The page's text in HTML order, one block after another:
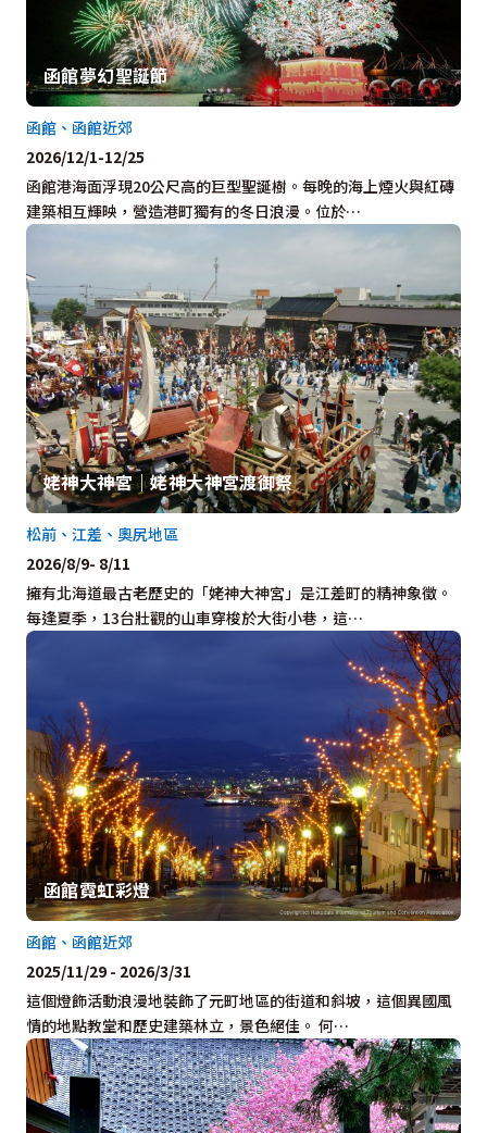
函館夢幻聖誕節
函館港海面浮現20公尺高的巨型聖誕樹。每晚的海上煙火與紅磚
建築相互輝映，營造港町獨有的冬日浪漫。位於…
函館、函館近郊
2026/12/1-12/25
姥神大神宮｜姥神大神宮渡御祭
擁有北海道最古老歷史的「姥神大神宮」是江差町的精神象徵。
每逢夏季，13台壯觀的山車穿梭於大街小巷，這…
松前、江差、奧尻地區
2026/8/9- 8/11
函館霓虹彩燈
這個燈飾活動浪漫地裝飾了元町地區的街道和斜坡，這個異國風
情的地點教堂和歷史建築林立，景色絕佳。 何…
函館、函館近郊
2025/11/29 - 2026/3/31